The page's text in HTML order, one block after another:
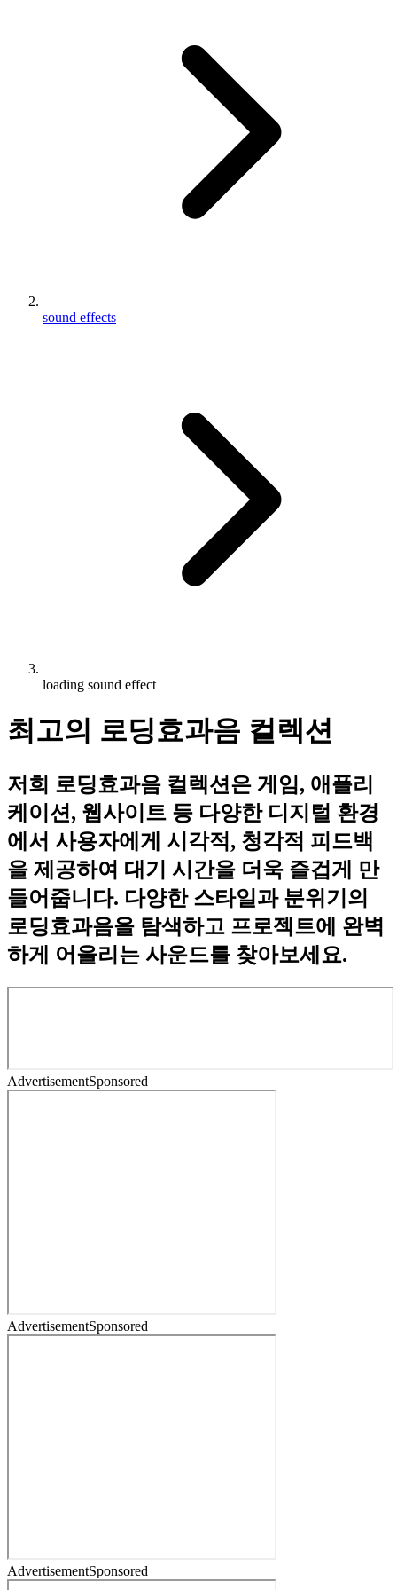
sound effects
loading sound effect
최고의 로딩효과음 컬렉션
저희 로딩효과음 컬렉션은 게임, 애플리
케이션, 웹사이트 등 다양한 디지털 환경
에서 사용자에게 시각적, 청각적 피드백
을 제공하여 대기 시간을 더욱 즐겁게 만
들어줍니다. 다양한 스타일과 분위기의
로딩효과음을 탐색하고 프로젝트에 완벽
하게 어울리는 사운드를 찾아보세요.
AdvertisementSponsored
AdvertisementSponsored
AdvertisementSponsored